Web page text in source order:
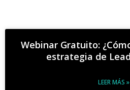
Webinar Gratuito:
estrategia de
LEER MÁS »